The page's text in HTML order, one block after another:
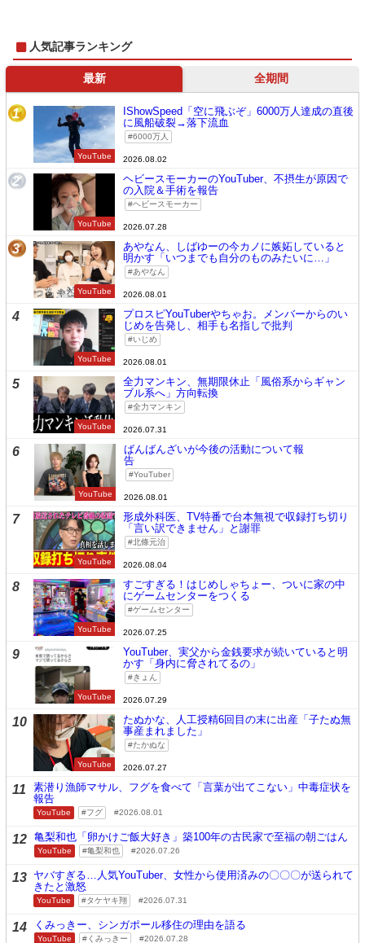
人気記事ランキング
最新 全期間
1
YouTube
IShowSpeed「空に飛ぶぞ」6000万人達成の直後
に風船破裂→落下流血
6000万人
2026.08.02
2
YouTube
ヘビースモーカーのYouTuber、不摂生が原因で
の入院＆手術を報告
ヘビースモーカー
2026.07.28
3
YouTube
あやなん、しばゆーの今カノに嫉妬していると
明かす「いつまでも自分のものみたいに…」
あやなん
2026.08.01
4
YouTube
プロスピYouTuberやちゃお。メンバーからのい
じめを告発し、相手も名指しで批判
いじめ
2026.08.01
5
YouTube
全力マンキン、無期限休止「風俗系からギャン
ブル系へ」方向転換
全力マンキン
2026.07.31
6
YouTube
ばんばんざいが今後の活動について報
告
YouTuber
2026.08.01
7
YouTube
形成外科医、TV特番で台本無視で収録打ち切り
「言い訳できません」と謝罪
北條元治
2026.08.04
8
YouTube
すごすぎる！はじめしゃちょー、ついに家の中
にゲームセンターをつくる
ゲームセンター
2026.07.25
9
YouTube
YouTuber、実父から金銭要求が続いていると明
かす「身内に脅されてるの」
きょん
2026.07.29
10
YouTube
たぬかな、人工授精6回目の末に出産「子たぬ無
事産まれました」
たかぬな
2026.07.27
11
素潜り漁師マサル、フグを食べて「言葉が出てこない」中毒症状を
報告
YouTube フグ 2026.08.01
12 亀梨和也「卵かけご飯大好き」築100年の古民家で至福の朝ごはん
YouTube 亀梨和也 2026.07.26
13 ヤバすぎる…人気YouTuber、女性から使用済みの〇〇〇が送られて
きたと激怒
YouTube タケヤキ翔 2026.07.31
14 くみっきー、シンガポール移住の理由を語る
YouTube くみっきー 2026.07.28